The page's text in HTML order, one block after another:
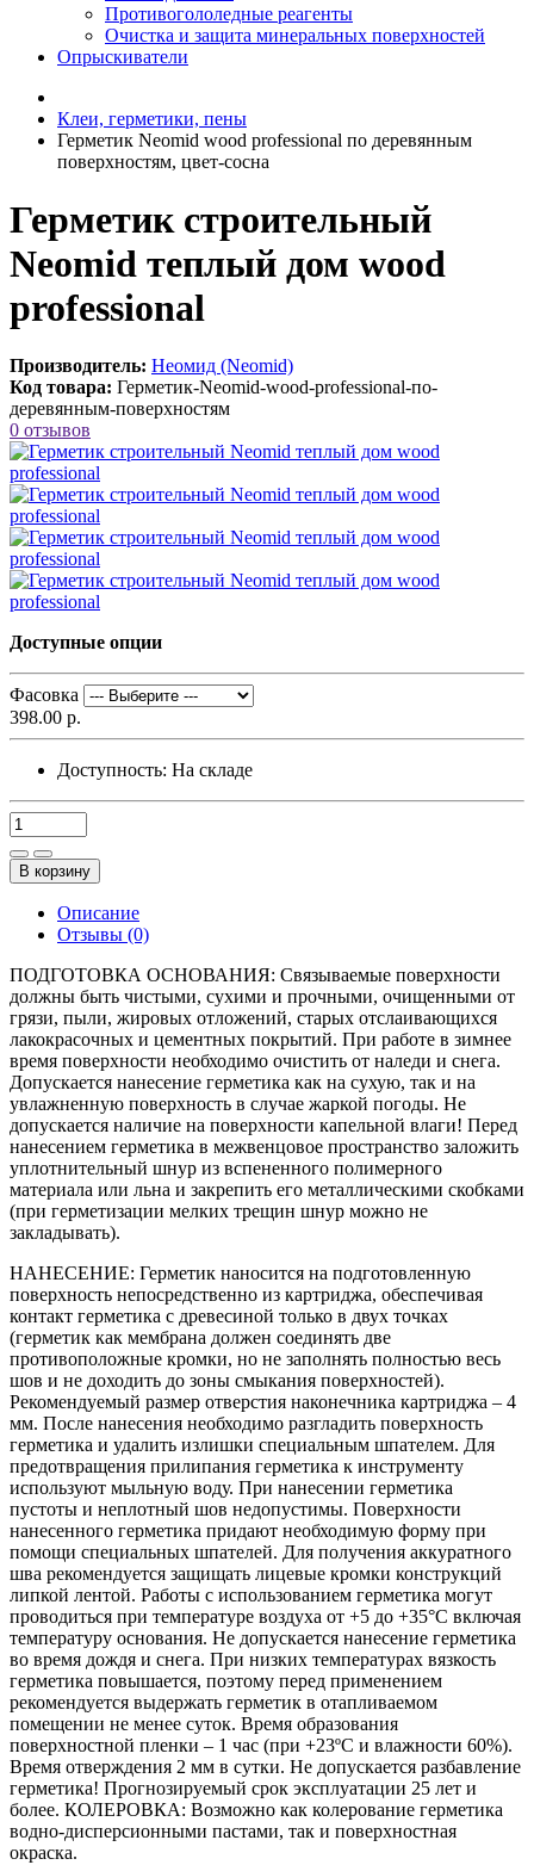
Противогололедные реагенты
Очистка и защита минеральных поверхностей
Опрыскиватели
Клеи, герметики, пены
Герметик Neomid wood professional по деревянным
поверхностям, цвет-сосна
Герметик строительный
Neomid теплый дом wood
professional
Производитель: Неомид (Neomid)
Код товара: Герметик-Neomid-wood-professional-по-
деревянным-поверхностям
0 отзывов
Доступные опции
Фасовка
398.00 р.
Доступность: На складе
В корзину
Описание
Отзывы (0)
ПОДГОТОВКА ОСНОВАНИЯ: Связываемые поверхности
должны быть чистыми, сухими и прочными, очищенными от
грязи, пыли, жировых отложений, старых отслаивающихся
лакокрасочных и цементных покрытий. При работе в зимнее
время поверхности необходимо очистить от наледи и снега.
Допускается нанесение герметика как на сухую, так и на
увлажненную поверхность в случае жаркой погоды. Не
допускается наличие на поверхности капельной влаги! Перед
нанесением герметика в межвенцовое пространство заложить
уплотнительный шнур из вспененного полимерного
материала или льна и закрепить его металлическими скобками
(при герметизации мелких трещин шнур можно не
закладывать).
НАНЕСЕНИЕ: Герметик наносится на подготовленную
поверхность непосредственно из картриджа, обеспечивая
контакт герметика с древесиной только в двух точках
(герметик как мембрана должен соединять две
противоположные кромки, но не заполнять полностью весь
шов и не доходить до зоны смыкания поверхностей).
Рекомендуемый размер отверстия наконечника картриджа – 4
мм. После нанесения необходимо разгладить поверхность
герметика и удалить излишки специальным шпателем. Для
предотвращения прилипания герметика к инструменту
используют мыльную воду. При нанесении герметика
пустоты и неплотный шов недопустимы. Поверхности
нанесенного герметика придают необходимую форму при
помощи специальных шпателей. Для получения аккуратного
шва рекомендуется защищать лицевые кромки конструкций
липкой лентой. Работы с использованием герметика могут
проводиться при температуре воздуха от +5 до +35°С включая
температуру основания. Не допускается нанесение герметика
во время дождя и снега. При низких температурах вязкость
герметика повышается, поэтому перед применением
рекомендуется выдержать герметик в отапливаемом
помещении не менее суток. Время образования
поверхностной пленки – 1 час (при +23ºС и влажности 60%).
Время отверждения 2 мм в сутки. Не допускается разбавление
герметика! Прогнозируемый срок эксплуатации 25 лет и
более. КОЛЕРОВКА: Возможно как колерование герметика
водно-дисперсионными пастами, так и поверхностная
окраска.